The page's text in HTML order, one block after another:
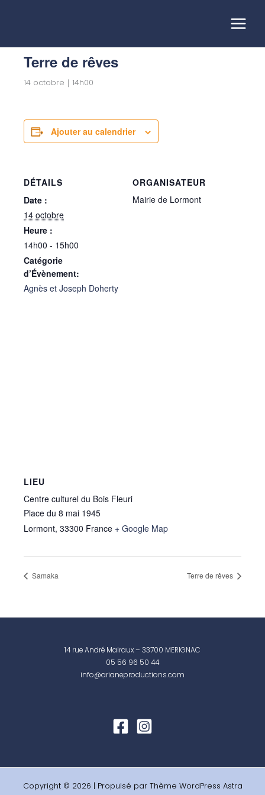
Terre de rêves
14 octobre｜14h00
Ajouter au calendrier
DÉTAILS
Date :
14 octobre
Heure :
14h00 - 15h00
Catégorie
d’Évènement:
Agnès et Joseph Doherty
ORGANISATEUR
Mairie de Lormont
LIEU
Centre culturel du Bois Fleuri
Place du 8 mai 1945
Lormont, 33300 France + Google Map
Samaka Terre de rêves
14 rue André Malraux – 33700 MERIGNAC
05 56 96 50 44
info@arianeproductions.com
Copyright © 2026 | Propulsé par Thème WordPress Astra